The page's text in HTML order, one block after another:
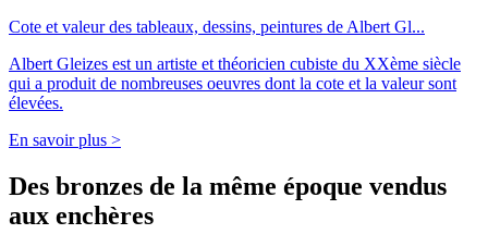
Cote et valeur des tableaux, dessins, peintures de Albert Gl...
Albert Gleizes est un artiste et théoricien cubiste du XXème siècle
qui a produit de nombreuses oeuvres dont la cote et la valeur sont
élevées.
En savoir plus >
Des bronzes de la même époque vendus
aux enchères